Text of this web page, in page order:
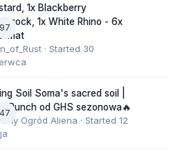
97
1x Blackberry
1x White Rhino - 6x
· Started 30
47
Soil Soma's sacred soil |
Punch od GHS sezonowa🔥
Ogród Aliena · Started 12